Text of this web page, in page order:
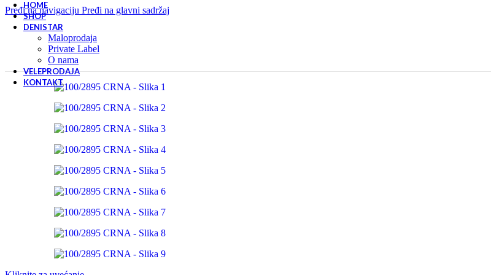
Pređi na navigaciju Pređi na glavni sadržaj
HOME
SHOP
DENISTAR
Maloprodaja
Private Label
O nama
VELEPRODAJA
KONTAKT